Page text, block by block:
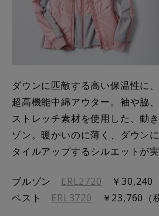
ダウンに匹敵する高い保温性に
超高機能中綿アウター。袖や脇
ストレッチ素材を使用した、動
ゾン。暖かいのに薄く、ダウン
タイルアップするシルエットが実
ブルゾン ERL2720 ￥30,240
ベスト ERL3720 ￥23,760（